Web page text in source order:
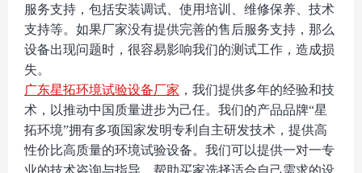
服务支持，包括安装调试、使用培训、维修保养、技术
支持等。如果厂家没有提供完善的售后服务支持，那么
设备出现问题时，很容易影响我们的测试工作，造成损
失。
广东星拓环境试验设备厂家 ，我们提供多年的经验和技
术，以推动中国质量进步为己任。我们的产品品牌“星
拓环境”拥有多项国家发明专利自主研发技术，提供高
性价比高质量的环境试验设备。我们可以提供一对一专